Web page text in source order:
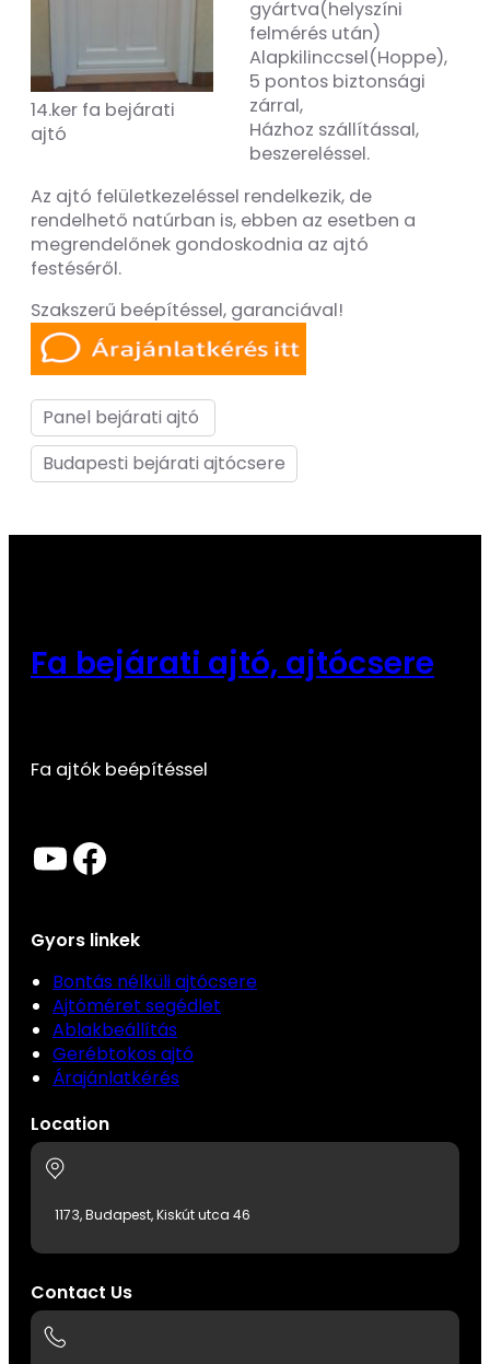
14.ker fa bejárati
ajtó
gyártva(helyszíni
felmérés után)
Alapkilinccsel(Hoppe),
5 pontos biztonsági
zárral,
Házhoz szállítással,
beszereléssel.
Az ajtó felületkezeléssel rendelkezik, de
rendelhető natúrban is, ebben az esetben a
megrendelőnek gondoskodnia az ajtó
festéséről.
Szakszerű beépítéssel, garanciával!
Panel bejárati ajtó
Budapesti bejárati ajtócsere
Fa bejárati ajtó, ajtócsere
Fa ajtók beépítéssel
YouTube Facebook
Gyors linkek
Bontás nélküli ajtócsere
Ajtóméret segédlet
Ablakbeállítás
Gerébtokos ajtó
Árajánlatkérés
Location
1173, Budapest, Kiskút utca 46
Contact Us